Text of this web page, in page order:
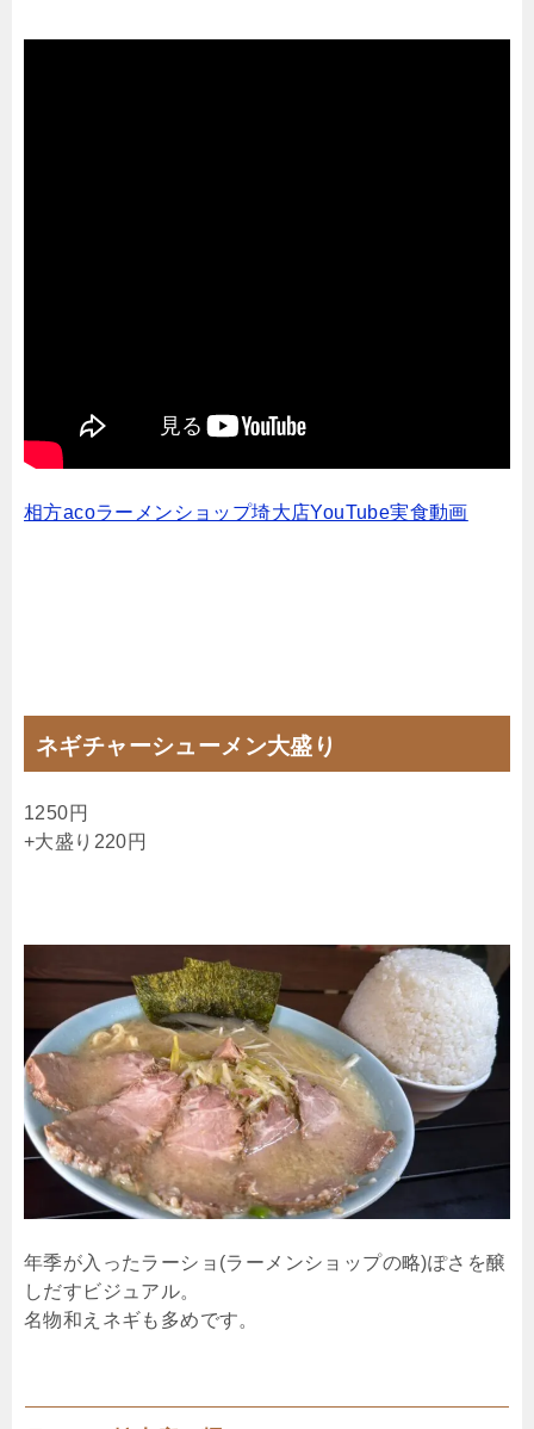
相方acoラーメンショップ埼大店YouTube実食動画
ネギチャーシューメン大盛り
1250円
+大盛り220円
年季が入ったラーショ(ラーメンショップの略)ぽさを醸
しだすビジュアル。
名物和えネギも多めです。